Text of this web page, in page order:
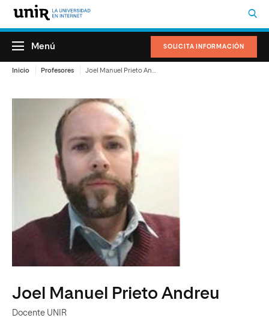
SOLICITA INFORMACIÓN
Menú
Inicio Profesores
Joel Manuel Prieto Andreu
Docente UNIR